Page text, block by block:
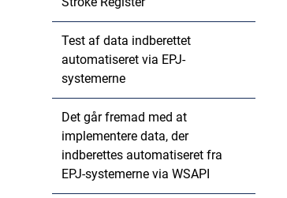
Test af data indberettet
automatiseret via EPJ-
systemerne
Det går fremad med at
implementere data, der
indberettes automatiseret fra
EPJ-systemerne via WSAPI